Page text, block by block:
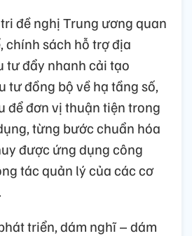
đề nghị Trung ương quan
chính sách hỗ trợ địa
tư đẩy nhanh cải tạo
tư đồng bộ về hạ tầng số,
để đơn vị thuận tiện trong
từng bước chuẩn hóa
được ứng dụng công
tác quản lý của các cơ
triển, dám nghĩ – dám